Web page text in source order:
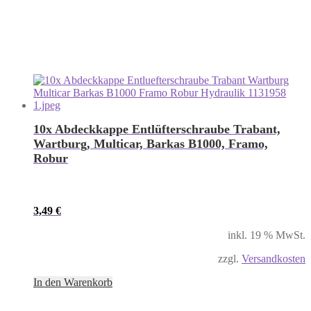
10x Abdeckkappe Entlüfterschraube Trabant,
Wartburg, Multicar, Barkas B1000, Framo,
Robur
3,49 €
inkl. 19 % MwSt.
zzgl. Versandkosten
In den Warenkorb